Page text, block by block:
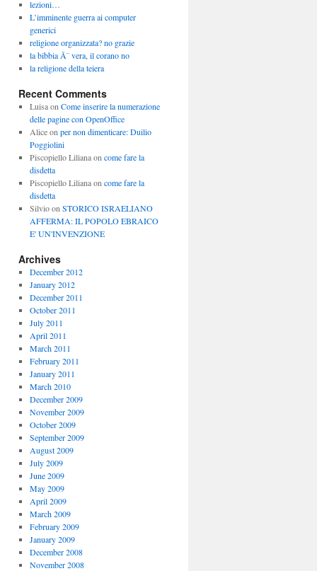
lezioni…
L’imminente guerra ai computer
generici
religione organizzata? no grazie
la bibbia Ã¨ vera, il corano no
la religione della teiera
Recent Comments
Luisaon Come inserire la numerazione
delle pagine con OpenOffice
Aliceon per non dimenticare: Duilio
Poggiolini
Piscopiello Lilianaon come fare la
disdetta
Piscopiello Lilianaon come fare la
disdetta
Silvioon STORICO ISRAELIANO
AFFERMA: IL POPOLO EBRAICO
E' UN'INVENZIONE
Archives
December 2012
January 2012
December 2011
October 2011
July 2011
April 2011
March 2011
February 2011
January 2011
March 2010
December 2009
November 2009
October 2009
September 2009
August 2009
July 2009
June 2009
May 2009
April 2009
March 2009
February 2009
January 2009
December 2008
November 2008